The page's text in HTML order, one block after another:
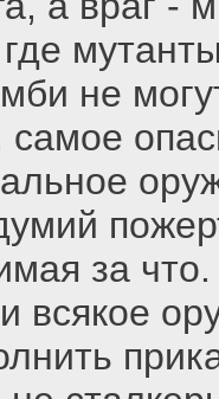
не
самое
за что.
всякое